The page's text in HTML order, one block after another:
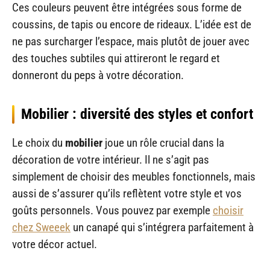
Ces couleurs peuvent être intégrées sous forme de
coussins, de tapis ou encore de rideaux. L’idée est de
ne pas surcharger l’espace, mais plutôt de jouer avec
des touches subtiles qui attireront le regard et
donneront du peps à votre décoration.
Mobilier : diversité des styles et confort
Le choix du mobilier joue un rôle crucial dans la
décoration de votre intérieur. Il ne s’agit pas
simplement de choisir des meubles fonctionnels, mais
aussi de s’assurer qu’ils reflètent votre style et vos
goûts personnels. Vous pouvez par exemple choisir
chez Sweeek un canapé qui s’intégrera parfaitement à
votre décor actuel.